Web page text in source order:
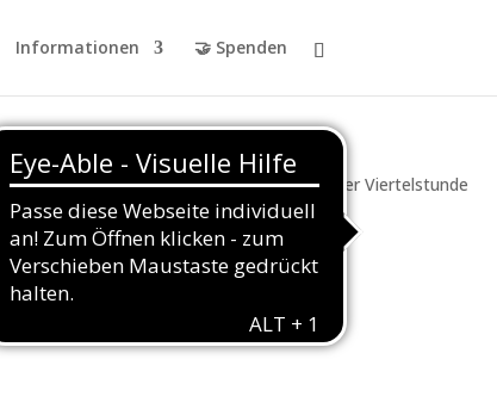
Informationen 🤝 Spenden
Papiertüten und einer LED könnt ihr in einer Viertelstunde
eine Anmeldung ist nicht nötig!